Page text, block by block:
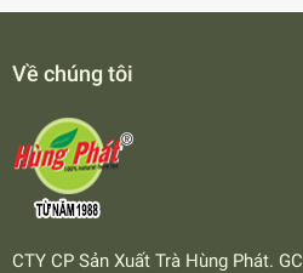
Về chúng tôi
CTY CP Sản Xuất Trà Hùng Phát.